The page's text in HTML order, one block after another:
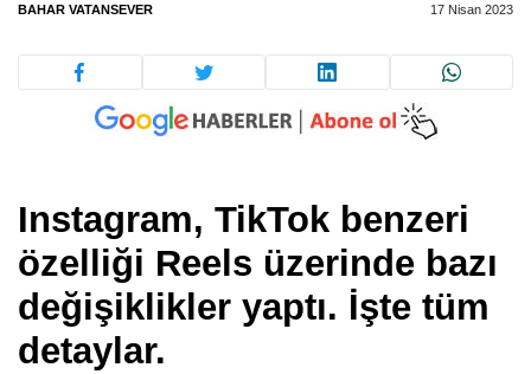
BAHAR VATANSEVER 17 Nisan 2023
Instagram, TikTok benzeri
özelliği Reels üzerinde bazı
değişiklikler yaptı. İşte tüm
detaylar.